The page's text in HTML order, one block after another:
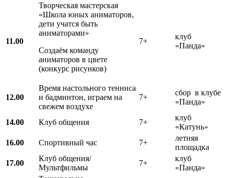
11.00
Творческая мастерская
«Школа юных аниматоров,
дети учатся быть
аниматорами»
Создаём команду
аниматоров в цвете
(конкурс рисунков)
7+
клуб
«Панда»
12.00
Время настольного тенниса
и бадминтон, играем на
свежем воздухе
7+
сбор в клубе
«Панда»
14.00 Клуб общения 7+
клуб
«Катунь»
16.00
Спортивный час 7+
летняя
площадка
17.00
Клуб общения/
Мультфильмы
7+
клуб
«Панда»